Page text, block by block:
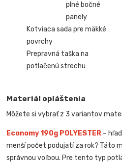
plné bočné
panely
Kotviaca sada pre mäkké
povrchy
Prepravná taška na
potlačenú strechu
Materiál opláštenia
Môžete si vybrať z 3 variantov
Economy 190g POLYESTER –
menší počet podujatí za rok? Táto
správnou voľbou. Pre tento typ